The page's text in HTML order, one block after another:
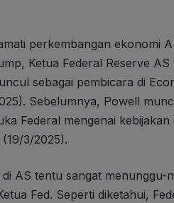
perkembangan ekonomi
Ketua Federal Reserve AS
sebagai pembicara di
Sebelumnya, Powell
Federal mengenai
3/2025).
AS tentu sangat menunggu-
Fed. Seperti diketahui,